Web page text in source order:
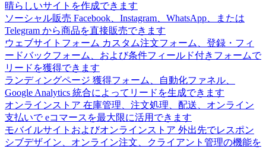
晴らしいサイトを作成できます
ソーシャル販売 Facebook、Instagram、WhatsApp、または
Telegram から商品を直接販売できます
ウェブサイトフォーム カスタム注文フォーム、登録・フィ
ードバックフォーム、および条件フィールド付きフォームで
リードを獲得できます
ランディングページ 獲得フォーム、自動化ファネル、
Google Analytics 統合によってリードを生成できます
オンラインストア 在庫管理、注文処理、配送、オンライン
支払いで eコマースを最大限に活用できます
モバイルサイトおよびオンラインストア 外出先でレスポン
シブデザイン、オンライン注文、クライアント管理の機能を